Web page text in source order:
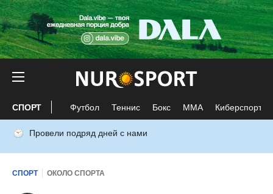
СПОРТ Футбол Теннис Бокс ММА Киберспорт
Провели подряд дней с нами
СПОРТ ОКОЛО СПОРТА